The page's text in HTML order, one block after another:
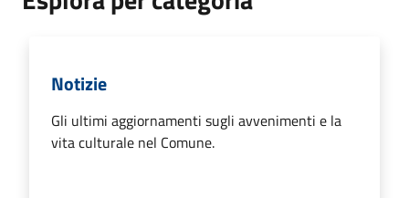
Notizie
Gli ultimi aggiornamenti sugli avvenimenti e la
vita culturale nel Comune.